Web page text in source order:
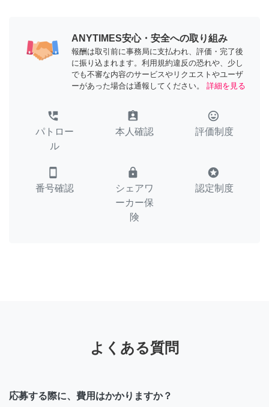
ANYTIMES安心・安全への取り組み
報酬は取引前に事務局に支払われ、評価・完了後
に振り込まれます。利用規約違反の恐れや、少し
でも不審な内容のサービスやリクエストやユーザ
ーがあった場合は通報してください。
詳細を見る
perm_phone_msg
パトロー
ル
assignment_ind
本人確認
tag_faces
評価制度
smartphone
番号確認
lock
シェアワ
ーカー保
険
stars
認定制度
よくある質問
応募する際に、費用はかかりますか？